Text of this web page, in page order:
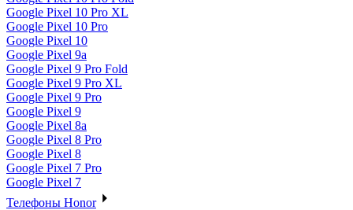
Google Pixel 10 Pro XL
Google Pixel 10 Pro
Google Pixel 10
Google Pixel 9a
Google Pixel 9 Pro Fold
Google Pixel 9 Pro XL
Google Pixel 9 Pro
Google Pixel 9
Google Pixel 8a
Google Pixel 8 Pro
Google Pixel 8
Google Pixel 7 Pro
Google Pixel 7
Телефоны Honor